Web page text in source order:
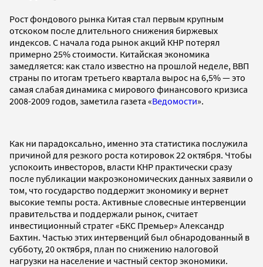
Рост фондового рынка Китая стал первым крупным
отскоком после длительного снижения биржевых
индексов. С начала года рынок акций КНР потерял
примерно 25% стоимости. Китайская экономика
замедляется: как стало известно на прошлой неделе, ВВП
страны по итогам третьего квартала вырос на 6,5% — это
самая слабая динамика с мирового финансового кризиса
2008-2009 годов, заметила газета «Ведомости».
Как ни парадоксально, именно эта статистика послужила
причиной для резкого роста котировок 22 октября. Чтобы
успокоить инвесторов, власти КНР практически сразу
после публикации макроэкономических данных заявили о
том, что государство поддержит экономику и вернет
высокие темпы роста. Активные словесные интервенции
правительства и поддержали рынок, считает
инвестиционный стратег «БКС Премьер» Александр
Бахтин. Частью этих интервенций был обнародованный в
субботу, 20 октября, план по снижению налоговой
нагрузки на население и частный сектор экономики.